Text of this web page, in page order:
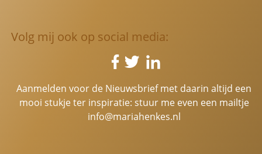
Volg mij ook op social media:
Aanmelden voor de Nieuwsbrief met daarin altijd een
mooi stukje ter inspiratie: stuur me even een mailtje
info@mariahenkes.nl